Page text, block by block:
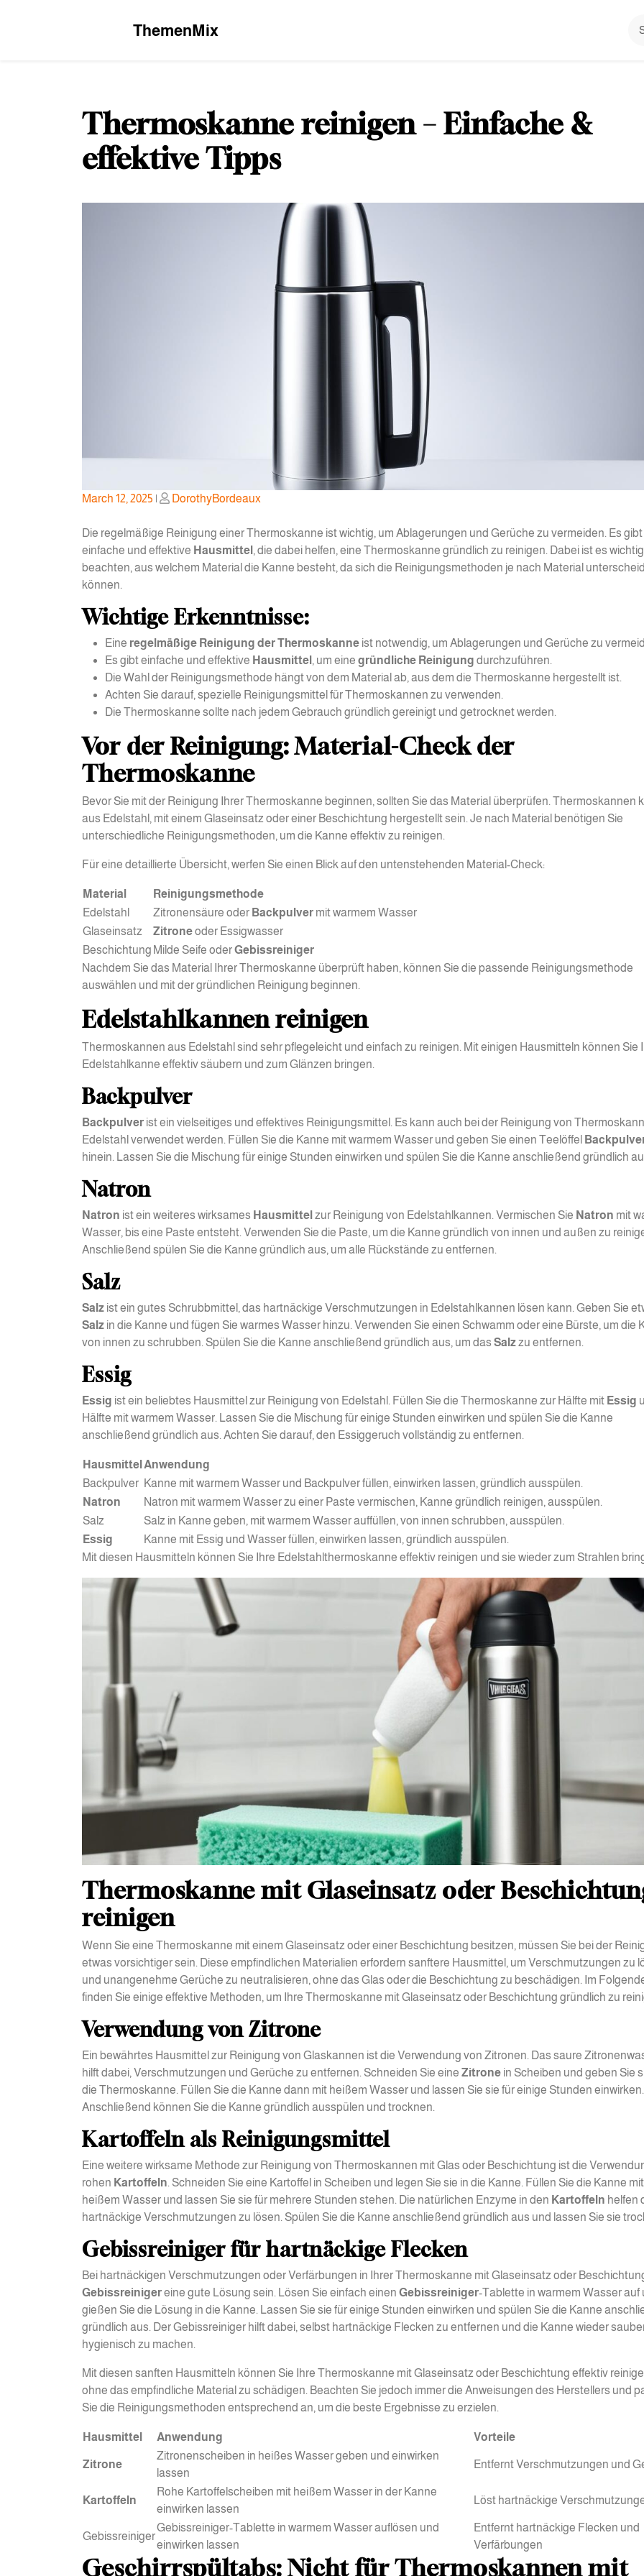
ThemenMix
Thermoskanne reinigen – Einfache &
effektive Tipps
Posted
March 12, 2025 | Posted
DorothyBordeaux
Die regelmäßige Reinigung einer Thermoskanne ist wichtig, um Ablagerungen und Gerüche zu vermeiden. Es gibt
einfache und effektive Hausmittel , die dabei helfen, eine Thermoskanne gründlich zu reinigen. Dabei ist es
beachten, aus welchem Material die Kanne besteht, da sich die Reinigungsmethoden je nach Material
können.
Wichtige Erkenntnisse:
Eine regelmäßige Reinigung der Thermoskanne ist notwendig, um Ablagerungen und Gerüche zu
Es gibt einfache und effektive Hausmittel , um eine gründliche Reinigung durchzuführen.
Die Wahl der Reinigungsmethode hängt von dem Material ab, aus dem die Thermoskanne hergestellt ist.
Achten Sie darauf, spezielle Reinigungsmittel für Thermoskannen zu verwenden.
Die Thermoskanne sollte nach jedem Gebrauch gründlich gereinigt und getrocknet werden.
Vor der Reinigung: Material-Check der
Thermoskanne
Bevor Sie mit der Reinigung Ihrer Thermoskanne beginnen, sollten Sie das Material überprüfen. Thermoskannen
aus Edelstahl, mit einem Glaseinsatz oder einer Beschichtung hergestellt sein. Je nach Material benötigen Sie
unterschiedliche Reinigungsmethoden, um die Kanne effektiv zu reinigen.
Für eine detaillierte Übersicht, werfen Sie einen Blick auf den untenstehenden Material-Check:
Material
Reinigungsmethode
Edelstahl
Zitronensäure oder Backpulver mit warmem Wasser
Glaseinsatz
Zitroneoder Essigwasser
Beschichtung Milde Seife oderGebissreiniger
Nachdem Sie das Material Ihrer Thermoskanne überprüft haben, können Sie die passende Reinigungsmethode
auswählen und mit der gründlichen Reinigung beginnen.
Edelstahlkannen reinigen
Thermoskannen aus Edelstahl sind sehr pflegeleicht und einfach zu reinigen. Mit einigen Hausmitteln können Sie
Edelstahlkanne effektiv säubern und zum Glänzen bringen.
Backpulver
Backpulver ist ein vielseitiges und effektives Reinigungsmittel. Es kann auch bei der Reinigung von
Edelstahl verwendet werden. Füllen Sie die Kanne mit warmem Wasser und geben Sie einen Teelöffel
hinein. Lassen Sie die Mischung für einige Stunden einwirken und spülen Sie die Kanne anschließend gründlich
Natron
Natron ist ein weiteres wirksames Hausmittel zur Reinigung von Edelstahlkannen. Vermischen Sie Natron mit
Wasser, bis eine Paste entsteht. Verwenden Sie die Paste, um die Kanne gründlich von innen und außen zu
Anschließend spülen Sie die Kanne gründlich aus, um alle Rückstände zu entfernen.
Salz
Salz ist ein gutes Schrubbmittel, das hartnäckige Verschmutzungen in Edelstahlkannen lösen kann. Geben Sie
Salz in die Kanne und fügen Sie warmes Wasser hinzu. Verwenden Sie einen Schwamm oder eine Bürste, um die
von innen zu schrubben. Spülen Sie die Kanne anschließend gründlich aus, um das Salzzu entfernen.
Essig
Essig ist ein beliebtes Hausmittel zur Reinigung von Edelstahl. Füllen Sie die Thermoskanne zur Hälfte mit Essig
Hälfte mit warmem Wasser. Lassen Sie die Mischung für einige Stunden einwirken und spülen Sie die Kanne
anschließend gründlich aus. Achten Sie darauf, den Essiggeruch vollständig zu entfernen.
Hausmittel Anwendung
Backpulver Kanne mit warmem Wasser und Backpulver füllen, einwirken lassen, gründlich ausspülen.
Natron
Natron mit warmem Wasser zu einer Paste vermischen, Kanne gründlich reinigen, ausspülen.
Salz
Salz in Kanne geben, mit warmem Wasser auffüllen, von innen schrubben, ausspülen.
Essig
Kanne mit Essig und Wasser füllen, einwirken lassen, gründlich ausspülen.
Mit diesen Hausmitteln können Sie Ihre Edelstahlthermoskanne effektiv reinigen und sie wieder zum Strahlen
Thermoskanne mit Glaseinsatz oder
reinigen
Wenn Sie eine Thermoskanne mit einem Glaseinsatz oder einer Beschichtung besitzen, müssen Sie bei der
etwas vorsichtiger sein. Diese empfindlichen Materialien erfordern sanftere Hausmittel, um Verschmutzungen zu
und unangenehme Gerüche zu neutralisieren, ohne das Glas oder die Beschichtung zu beschädigen. Im
finden Sie einige effektive Methoden, um Ihre Thermoskanne mit Glaseinsatz oder Beschichtung gründlich zu
Verwendung von Zitrone
Ein bewährtes Hausmittel zur Reinigung von Glaskannen ist die Verwendung von Zitronen. Das saure
hilft dabei, Verschmutzungen und Gerüche zu entfernen. Schneiden Sie eine Zitrone in Scheiben und geben Sie
die Thermoskanne. Füllen Sie die Kanne dann mit heißem Wasser und lassen Sie sie für einige Stunden einwirken.
Anschließend können Sie die Kanne gründlich ausspülen und trocknen.
Kartoffeln als Reinigungsmittel
Eine weitere wirksame Methode zur Reinigung von Thermoskannen mit Glas oder Beschichtung ist die
rohen Kartoffeln. Schneiden Sie eine Kartoffel in Scheiben und legen Sie sie in die Kanne. Füllen Sie die Kanne mit
heißem Wasser und lassen Sie sie für mehrere Stunden stehen. Die natürlichen Enzyme in den Kartoffeln helfen
hartnäckige Verschmutzungen zu lösen. Spülen Sie die Kanne anschließend gründlich aus und lassen Sie sie
Gebissreiniger für hartnäckige Flecken
Bei hartnäckigen Verschmutzungen oder Verfärbungen in Ihrer Thermoskanne mit Glaseinsatz oder
Gebissreinigereine gute Lösung sein. Lösen Sie einfach einen Gebissreiniger-Tablette in warmem Wasser auf
gießen Sie die Lösung in die Kanne. Lassen Sie sie für einige Stunden einwirken und spülen Sie die Kanne
gründlich aus. Der Gebissreiniger hilft dabei, selbst hartnäckige Flecken zu entfernen und die Kanne wieder
hygienisch zu machen.
Mit diesen sanften Hausmitteln können Sie Ihre Thermoskanne mit Glaseinsatz oder Beschichtung effektiv
ohne das empfindliche Material zu schädigen. Beachten Sie jedoch immer die Anweisungen des Herstellers und
Sie die Reinigungsmethoden entsprechend an, um die beste Ergebnisse zu erzielen.
Hausmittel Anwendung Vorteile
Zitrone
Zitronenscheiben in heißes Wasser geben und einwirken
lassen
Entfernt Verschmutzungen und
Kartoffeln
Rohe Kartoffelscheiben mit heißem Wasser in der Kanne
einwirken lassen
Löst hartnäckige
Gebissreiniger
Gebissreiniger-Tablette in warmem Wasser auflösen und
einwirken lassen
Entfernt hartnäckige Flecken und
Verfärbungen
Geschirrspültabs: Nicht für Thermoskannen mit